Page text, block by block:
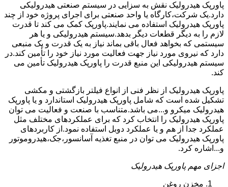
پاورپک هیدرولیک نقش به سزایی در سیستم صنعتی هیدرولیکی
دارد.یک شرکت،کارگاه یا واحد صنعتی برای اجرای پروژه خود از چند
پاورپک هیدرولیک استفاده می نمایند.پاورپک کمک می کند تا قدرت
لازم را به دیگر قطعات دیگر بدهد.سیستم هیدرولیکی و یا هر
سیستمی که بخواهد فعال باقی بماند نیاز به یک قدرت و یک منبعی
دارد که نیروی مورد نیاز جهت فعالیت مورد نیاز خود را تأمین کند.در
سیستم هیدرولیکی این منبع قدرت را پاورپک هیدرولیک تأمین می
کند.
پاورپک هیدرولیک از نظر فنی از انواع فیلتر بازگشتی و مکشی
تشکیل شده است که شامل پاورپک هیدرولیک استاندارد و یا پاورپک
هیدرولیک میکرو و...می باشد.متناسب با صنعت و فعالیت می توان
پاورپک هیدرولیک را انتخاب کرد که برای عملکردهای مختلف مثل
عملکرد جدا از هم و یا عملکرد دوبل استفاده نمود.از کاربردهای
پاورپک هیدرولیک می توان در منبع تغذیه آسانسور،جک،هیدروموتور
و...اشاره کرد.
اجزای مهم پاورپک هیدرولیک
مخزن روغن